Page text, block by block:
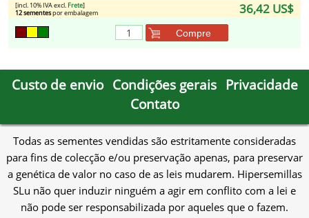
36,42 US$
[incl. 10% IVA excl. Frete]
12 sementespor embalagem
Compre
Custo de envio Condições gerais Privacidade
Contato
Todas as sementes vendidas são estritamente consideradas
para fins de colecção e/ou preservação apenas, para preservar
a genética de valor no caso de as leis mudarem. Hipersemillas
SLu não quer induzir ninguém a agir em conflito com a lei e
não pode ser responsabilizada por aqueles que o fazem.